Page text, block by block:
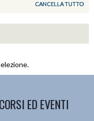
CANCELLA TUTTO
ED EVENTI